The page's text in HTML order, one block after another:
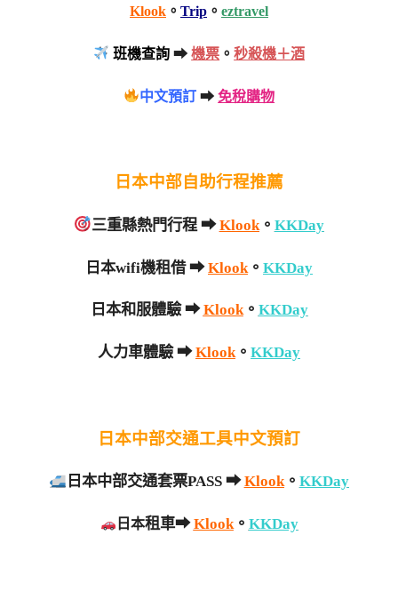
Klook 。 Trip 。 eztravel
班機查詢 ➡機票 。秒殺機＋酒
中文預訂 ➡免稅購物
日本中部自助行程推薦
三重縣熱門行程 ➡Klook。 KKDay
日本wifi機租借 ➡Klook 。 KKDay
日本和服體驗 ➡Klook。 KKDay
人力車體驗 ➡Klook。 KKDay
日本中部交通工具中文預訂
日本中部交通套票PASS ➡Klook。 KKDay
日本租車➡Klook。 KKDay